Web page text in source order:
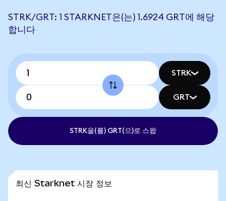
STRK/GRT: 1 STARKNET은(는) 1.6924 GRT에 해당
합니다
STRK
GRT
STRK을(를) GRT(으)로 스왑
최신 Starknet 시장 정보